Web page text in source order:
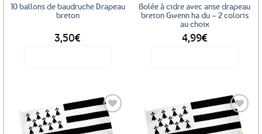
10 ballons de baudruche Drapeau
breton
3,50€
Bolée à cidre avec anse drapeau
breton Gwenn ha du – 2 coloris
au choix
4,99€
plusieurs
variations.